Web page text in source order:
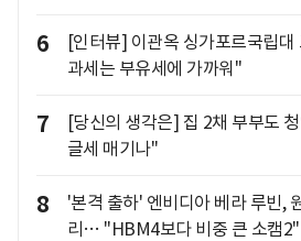
6
[인터뷰] 이관옥 싱가포르국립
과세는 부유세에 가까워"
7
[당신의 생각은] 집 2채 부부도
글세 매기나"
8
'본격 출하' 엔비디아 베라 루빈,
리… "HBM4보다 비중 큰 소캠2"